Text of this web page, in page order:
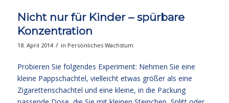
Nicht nur für Kinder – spürbare
Konzentration
18. April 2014 / in Persönliches Wachstum
Probieren Sie folgendes Experiment: Nehmen Sie eine
kleine Pappschachtel, vielleicht etwas größer als eine
Zigarettenschachtel und eine kleine, in die Packung